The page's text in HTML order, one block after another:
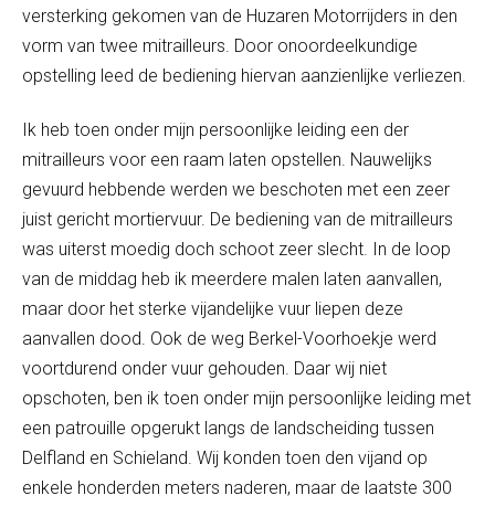
versterking gekomen van de Huzaren Motorrijders in den
vorm van twee mitrailleurs. Door onoordeelkundige
opstelling leed de bediening hiervan aanzienlijke verliezen.
Ik heb toen onder mijn persoonlijke leiding een der
mitrailleurs voor een raam laten opstellen. Nauwelijks
gevuurd hebbende werden we beschoten met een zeer
juist gericht mortiervuur. De bediening van de mitrailleurs
was uiterst moedig doch schoot zeer slecht. In de loop
van de middag heb ik meerdere malen laten aanvallen,
maar door het sterke vijandelijke vuur liepen deze
aanvallen dood. Ook de weg Berkel-Voorhoekje werd
voortdurend onder vuur gehouden. Daar wij niet
opschoten, ben ik toen onder mijn persoonlijke leiding met
een patrouille opgerukt langs de landscheiding tussen
Delfland en Schieland. Wij konden toen den vijand op
enkele honderden meters naderen, maar de laatste 300